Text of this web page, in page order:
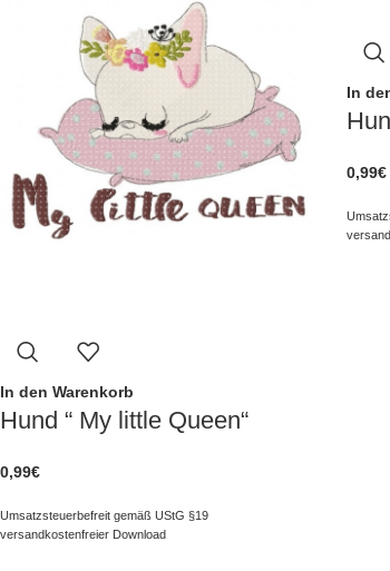
In den Warenkorb
Hund “ My little Queen“
0,99€
Umsatzsteuerbefreit gemäß UStG §19
versandkostenfreier Download
In
0,99€